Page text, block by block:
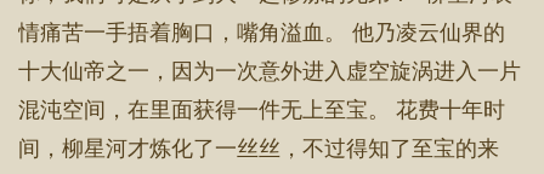
情痛苦一手捂着胸口，嘴角溢血。 他乃凌云仙界的
十大仙帝之一，因为一次意外进入虚空旋涡进入一片
混沌空间，在里面获得一件无上至宝。 花费十年时
间，柳星河才炼化了一丝丝，不过得知了至宝的来